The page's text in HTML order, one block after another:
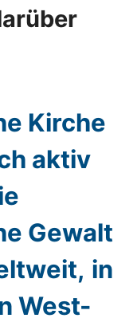
Kirche
aktiv
Gewalt
in
West-